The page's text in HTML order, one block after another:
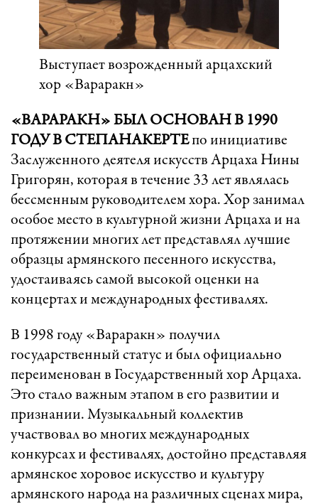
Выступает возрожденный арцахский
хор «Вараракн»
«ВАРАРАКН» БЫЛ ОСНОВАН В 1990
ГОДУ В СТЕПАНАКЕРТЕпо инициативе
Заслуженного деятеля искусств Арцаха Нины
Григорян, которая в течение 33 лет являлась
бессменным руководителем хора. Хор занимал
особое место в культурной жизни Арцаха и на
протяжении многих лет представлял лучшие
образцы армянского песенного искусства,
удостаиваясь самой высокой оценки на
концертах и международных фестивалях.
В 1998 году «Вараракн» получил
государственный статус и был официально
переименован в Государственный хор Арцаха.
Это стало важным этапом в его развитии и
признании. Музыкальный коллектив
участвовал во многих международных
конкурсах и фестивалях, достойно представляя
армянское хоровое искусство и культуру
армянского народа на различных сценах мира,